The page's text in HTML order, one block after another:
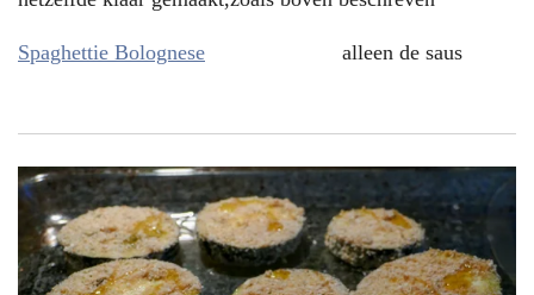
Spaghettie Bolognese alleen de saus